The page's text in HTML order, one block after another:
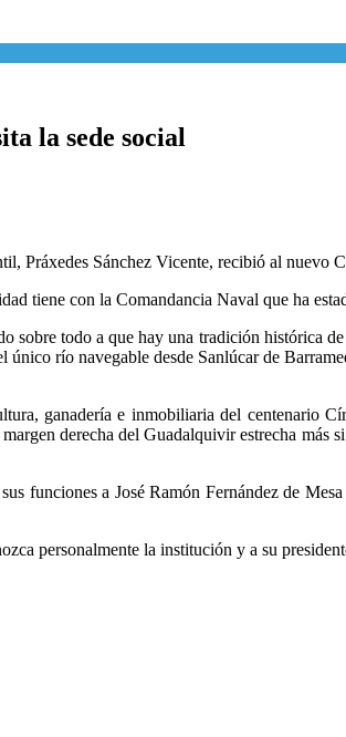
la sede social
Práxedes Sánchez Vicente, recibió al nuevo
tiene con la Comandancia Naval que ha
sobre todo a que hay una tradición histórica
río navegable desde Sanlúcar de
ganadería e inmobiliaria del centenario
derecha del Guadalquivir estrecha
funciones a José Ramón Fernández de
personalmente la institución y a su